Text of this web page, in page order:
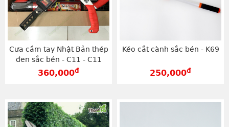
Cưa cầm tay Nhật Bản thép
đen sắc bén - C11 - C11
360,000đ
Kéo cắt cành sắc bén - K69
250,000đ